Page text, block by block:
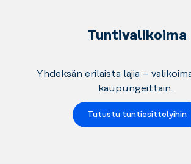
Tuntivalikoima
Yhdeksän erilaista lajia –
kaupungeittain.
Tutustu tuntiesittelyihin